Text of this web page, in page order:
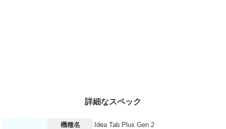
詳細なスペック
機種名
Idea Tab Plus Gen 2